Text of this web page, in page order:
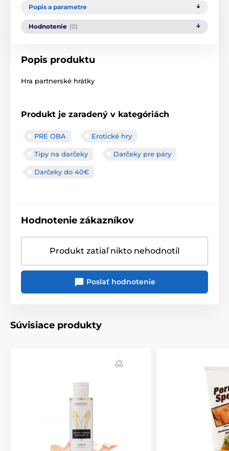
Popis a parametre
Hodnotenie (0)
Popis produktu
Hra partnerské hrátky
Produkt je zaradený v kategóriách
PRE OBA Erotické hry
Tipy na darčeky Darčeky pre páry
Darčeky do 40€
Hodnotenie zákazníkov
Produkt zatiaľ nikto nehodnotil
Poslať hodnotenie
Súvisiace produkty